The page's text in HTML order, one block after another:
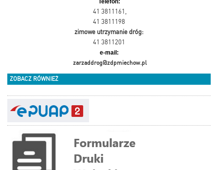
Telefon:
41 3811161 ,
41 3811198
zimowe utrzymanie dróg:
41 3811201
e-mail:
zarzaddrog@zdpmiechow.pl
ZOBACZ RÓWNIEŻ